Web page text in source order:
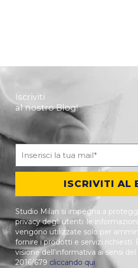
Iscriviti
al nostro Blog!
ISCRIVITI AL
Studio Milan si impegna a
privacy degli utenti: le
vengono utilizzate solo per
fornire i prodotti e servizi richiesti.
visione dell’informativa ai sensi del
2016/679 cliccando qui